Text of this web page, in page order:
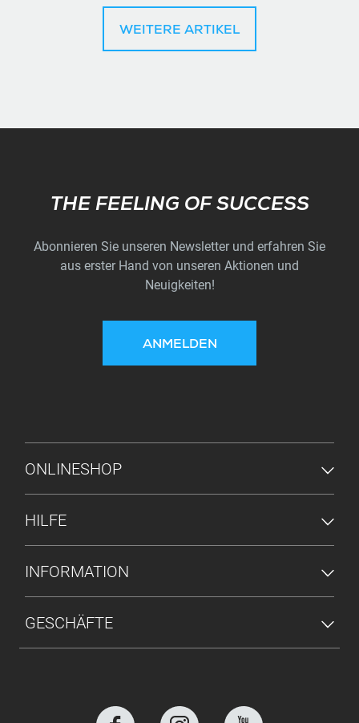
WEITERE ARTIKEL
Subscribe
THE FEELING OF SUCCESS
Abonnieren Sie unseren Newsletter und erfahren Sie
aus erster Hand von unseren Aktionen und
Neuigkeiten!
ANMELDEN
FUSSZEILENMENÜ
ONLINESHOP
HILFE
INFORMATION
GESCHÄFTE